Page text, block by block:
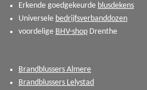
Erkende goedgekeurde blusdekens
Universele bedrijfsverbanddozen
voordelige BHV-shop Drenthe
Brandblussers Almere
Brandblussers Lelystad